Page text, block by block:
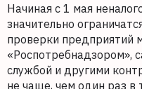
Начиная с 1 мая
значительно
проверки предприятий
«Роспотребнадзором»,
службой и другими
не чаще, чем один раз в